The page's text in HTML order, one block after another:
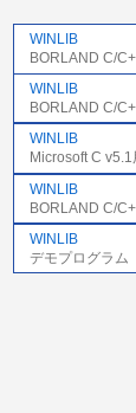
WINLIB
BORLAND C/
WINLIB
BORLAND C/
WINLIB
Microsoft C
WINLIB
BORLAND C/
WINLIB
デモプログラム